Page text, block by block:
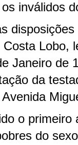
inválidos
Lobo,
Janeiro de
da
o primeiro
do